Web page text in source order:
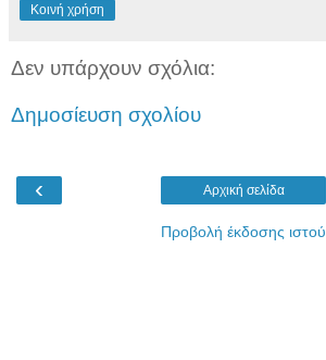
Κοινή χρήση
Δεν υπάρχουν σχόλια:
Δημοσίευση σχολίου
‹ Αρχική σελίδα
Προβολή έκδοσης ιστού